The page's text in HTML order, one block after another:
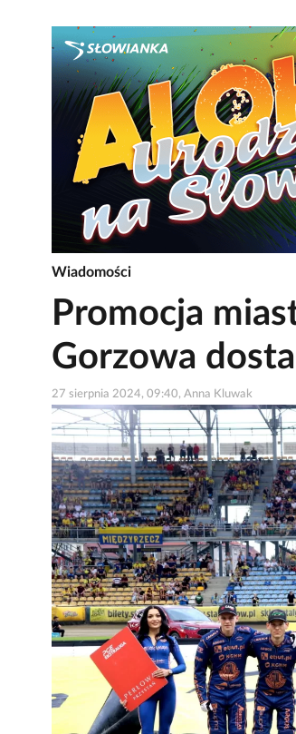
Wiadomości
Promocja
Gorzowa
27 sierpnia 2024, 09:40, Anna Kluwak